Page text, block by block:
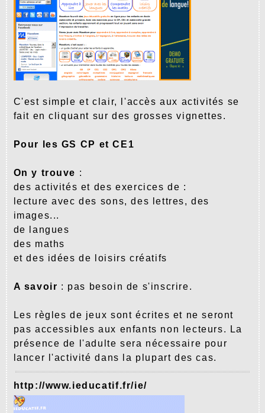
C'est simple et clair, l'accès aux activités se
fait en cliquant sur des grosses vignettes.
Pour les GS CP et CE1
On y trouve :
des activités et des exercices de :
lecture avec des sons, des lettres, des
images...
de langues
des maths
et des idées de loisirs créatifs
A savoir : pas besoin de s'inscrire.
Les règles de jeux sont écrites et ne seront
pas accessibles aux enfants non lecteurs. La
présence de l'adulte sera nécessaire pour
lancer l'activité dans la plupart des cas.
http://www.ieducatif.fr/ie/